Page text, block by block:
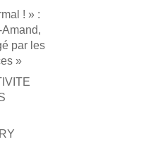
! » :
par les
»